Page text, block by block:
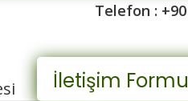
Telefon : +90
İletişim Formu